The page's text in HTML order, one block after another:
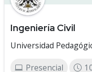
Ingeniería Civil
Universidad
Presencial